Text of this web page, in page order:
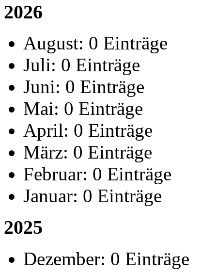
2026
August: 0 Einträge
Juli: 0 Einträge
Juni: 0 Einträge
Mai: 0 Einträge
April: 0 Einträge
März: 0 Einträge
Februar: 0 Einträge
Januar: 0 Einträge
2025
Dezember: 0 Einträge